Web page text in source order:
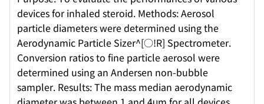
devices for inhaled steroid. Methods: Aerosol
particle diameters were determined using the
Aerodynamic Particle Sizer^[○!R] Spectrometer.
Conversion ratios to fine particle aerosol were
determined using an Andersen non-bubble
sampler. Results: The mass median aerodynamic